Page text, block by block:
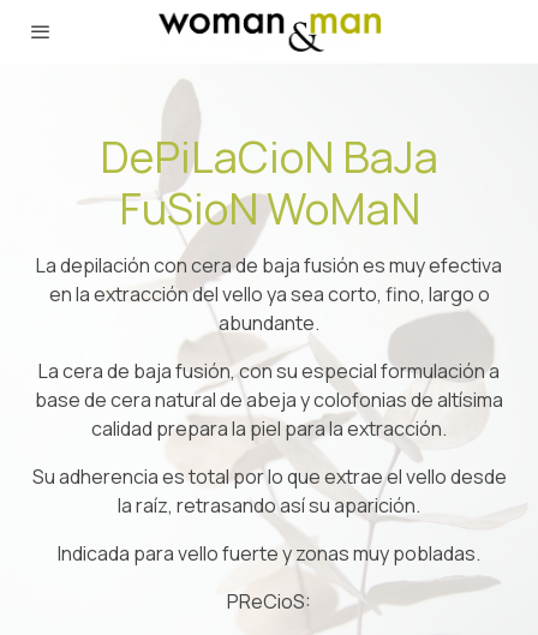
DePiLaCioN BaJa
FuSioN WoMaN
La depilación con cera de baja fusión es muy efectiva
en la extracción del vello ya sea corto, fino, largo o
abundante.
La cera de baja fusión, con su especial formulación a
base de cera natural de abeja y colofonias de altísima
calidad prepara la piel para la extracción.
Su adherencia es total por lo que extrae el vello desde
la raíz, retrasando así su aparición.
Indicada para vello fuerte y zonas muy pobladas.
PReCioS: